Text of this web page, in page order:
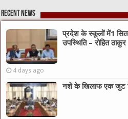
Recent News
प्रदेश के स्कूलों में1
उपस्थिति – रोहित ठाकुर
4 days ago
नशे के खिलाफ एक जुट